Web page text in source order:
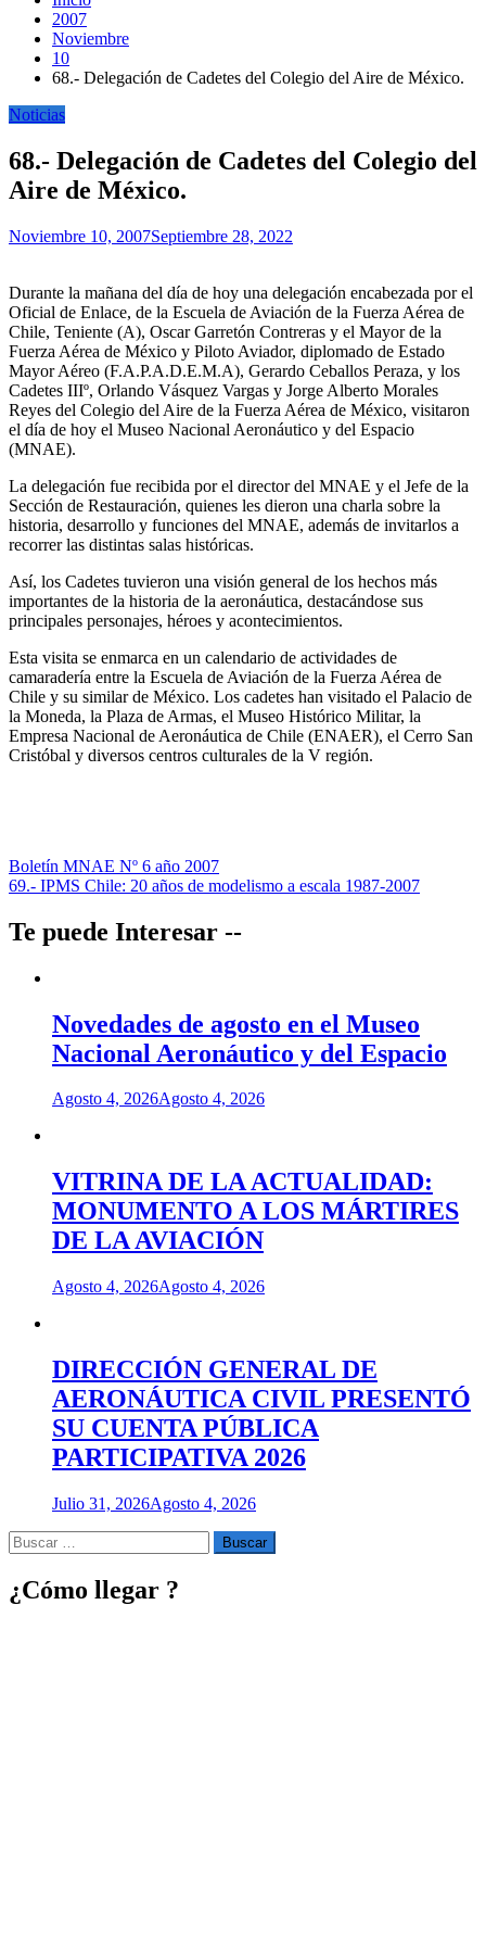
2007
Noviembre
10
68.- Delegación de Cadetes del Colegio del Aire de México.
Noticias
68.- Delegación de Cadetes del Colegio del
Aire de México.
Noviembre 10, 2007Septiembre 28, 2022
Durante la mañana del día de hoy una delegación encabezada por el
Oficial de Enlace, de la Escuela de Aviación de la Fuerza Aérea de
Chile, Teniente (A), Oscar Garretón Contreras y el Mayor de la
Fuerza Aérea de México y Piloto Aviador, diplomado de Estado
Mayor Aéreo (F.A.P.A.D.E.M.A), Gerardo Ceballos Peraza, y los
Cadetes IIIº, Orlando Vásquez Vargas y Jorge Alberto Morales
Reyes del Colegio del Aire de la Fuerza Aérea de México, visitaron
el día de hoy el Museo Nacional Aeronáutico y del Espacio
(MNAE).
La delegación fue recibida por el director del MNAE y el Jefe de la
Sección de Restauración, quienes les dieron una charla sobre la
historia, desarrollo y funciones del MNAE, además de invitarlos a
recorrer las distintas salas históricas.
Así, los Cadetes tuvieron una visión general de los hechos más
importantes de la historia de la aeronáutica, destacándose sus
principales personajes, héroes y acontecimientos.
Esta visita se enmarca en un calendario de actividades de
camaradería entre la Escuela de Aviación de la Fuerza Aérea de
Chile y su similar de México. Los cadetes han visitado el Palacio de
la Moneda, la Plaza de Armas, el Museo Histórico Militar, la
Empresa Nacional de Aeronáutica de Chile (ENAER), el Cerro San
Cristóbal y diversos centros culturales de la V región.
Navegación
de
entradas
Boletín MNAE Nº 6 año 2007
69.- IPMS Chile: 20 años de modelismo a escala 1987-2007
Te puede Interesar --
Novedades de agosto en el Museo
Nacional Aeronáutico y del Espacio
Agosto 4, 2026Agosto 4, 2026
VITRINA DE LA ACTUALIDAD:
MONUMENTO A LOS MÁRTIRES
DE LA AVIACIÓN
Agosto 4, 2026Agosto 4, 2026
DIRECCIÓN GENERAL DE
AERONÁUTICA CIVIL PRESENTÓ
SU CUENTA PÚBLICA
PARTICIPATIVA 2026
Julio 31, 2026Agosto 4, 2026
Buscar
por:
¿Cómo llegar ?